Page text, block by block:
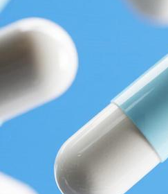
长鑫拒绝苹果压价：坚持要求不
19小时前